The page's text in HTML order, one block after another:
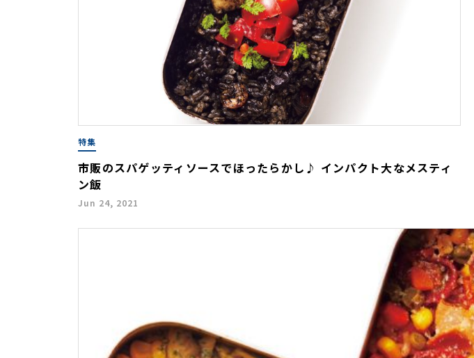
特集
市販のスパゲッティソースでほったらかし♪ インパクト大なメスティ
ン飯
Jun 24, 2021